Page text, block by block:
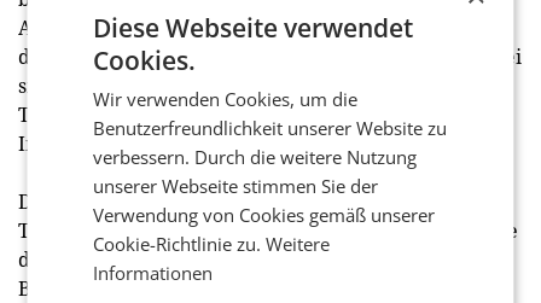
Austria Summit in Grafenegg. Im Fokus steht dabei
der Wissenstransfer im Nachhaltigkeitsbereich, wobei
sich der erste Tag um nationale Themen, der zweite
Tag um internationale Aspekte drehen wird. Mehr
Informationen finden Sie hier: www.stias.at
Die Publikation „Nachhaltigkeit in Österreich.
Touristische Vorzeigeprojekte“ steht über die Website
der ÖW kostenfrei zum Download zur Verfügung.
Bestellungen von Printexemplaren sowie
Diese Webseite verwendet
Cookies.
Wir verwenden Cookies, um die
Benutzerfreundlichkeit unserer Website zu
verbessern. Durch die weitere Nutzung
unserer Webseite stimmen Sie der
Verwendung von Cookies gemäß unserer
Cookie-Richtlinie zu.Weitere
Informationen